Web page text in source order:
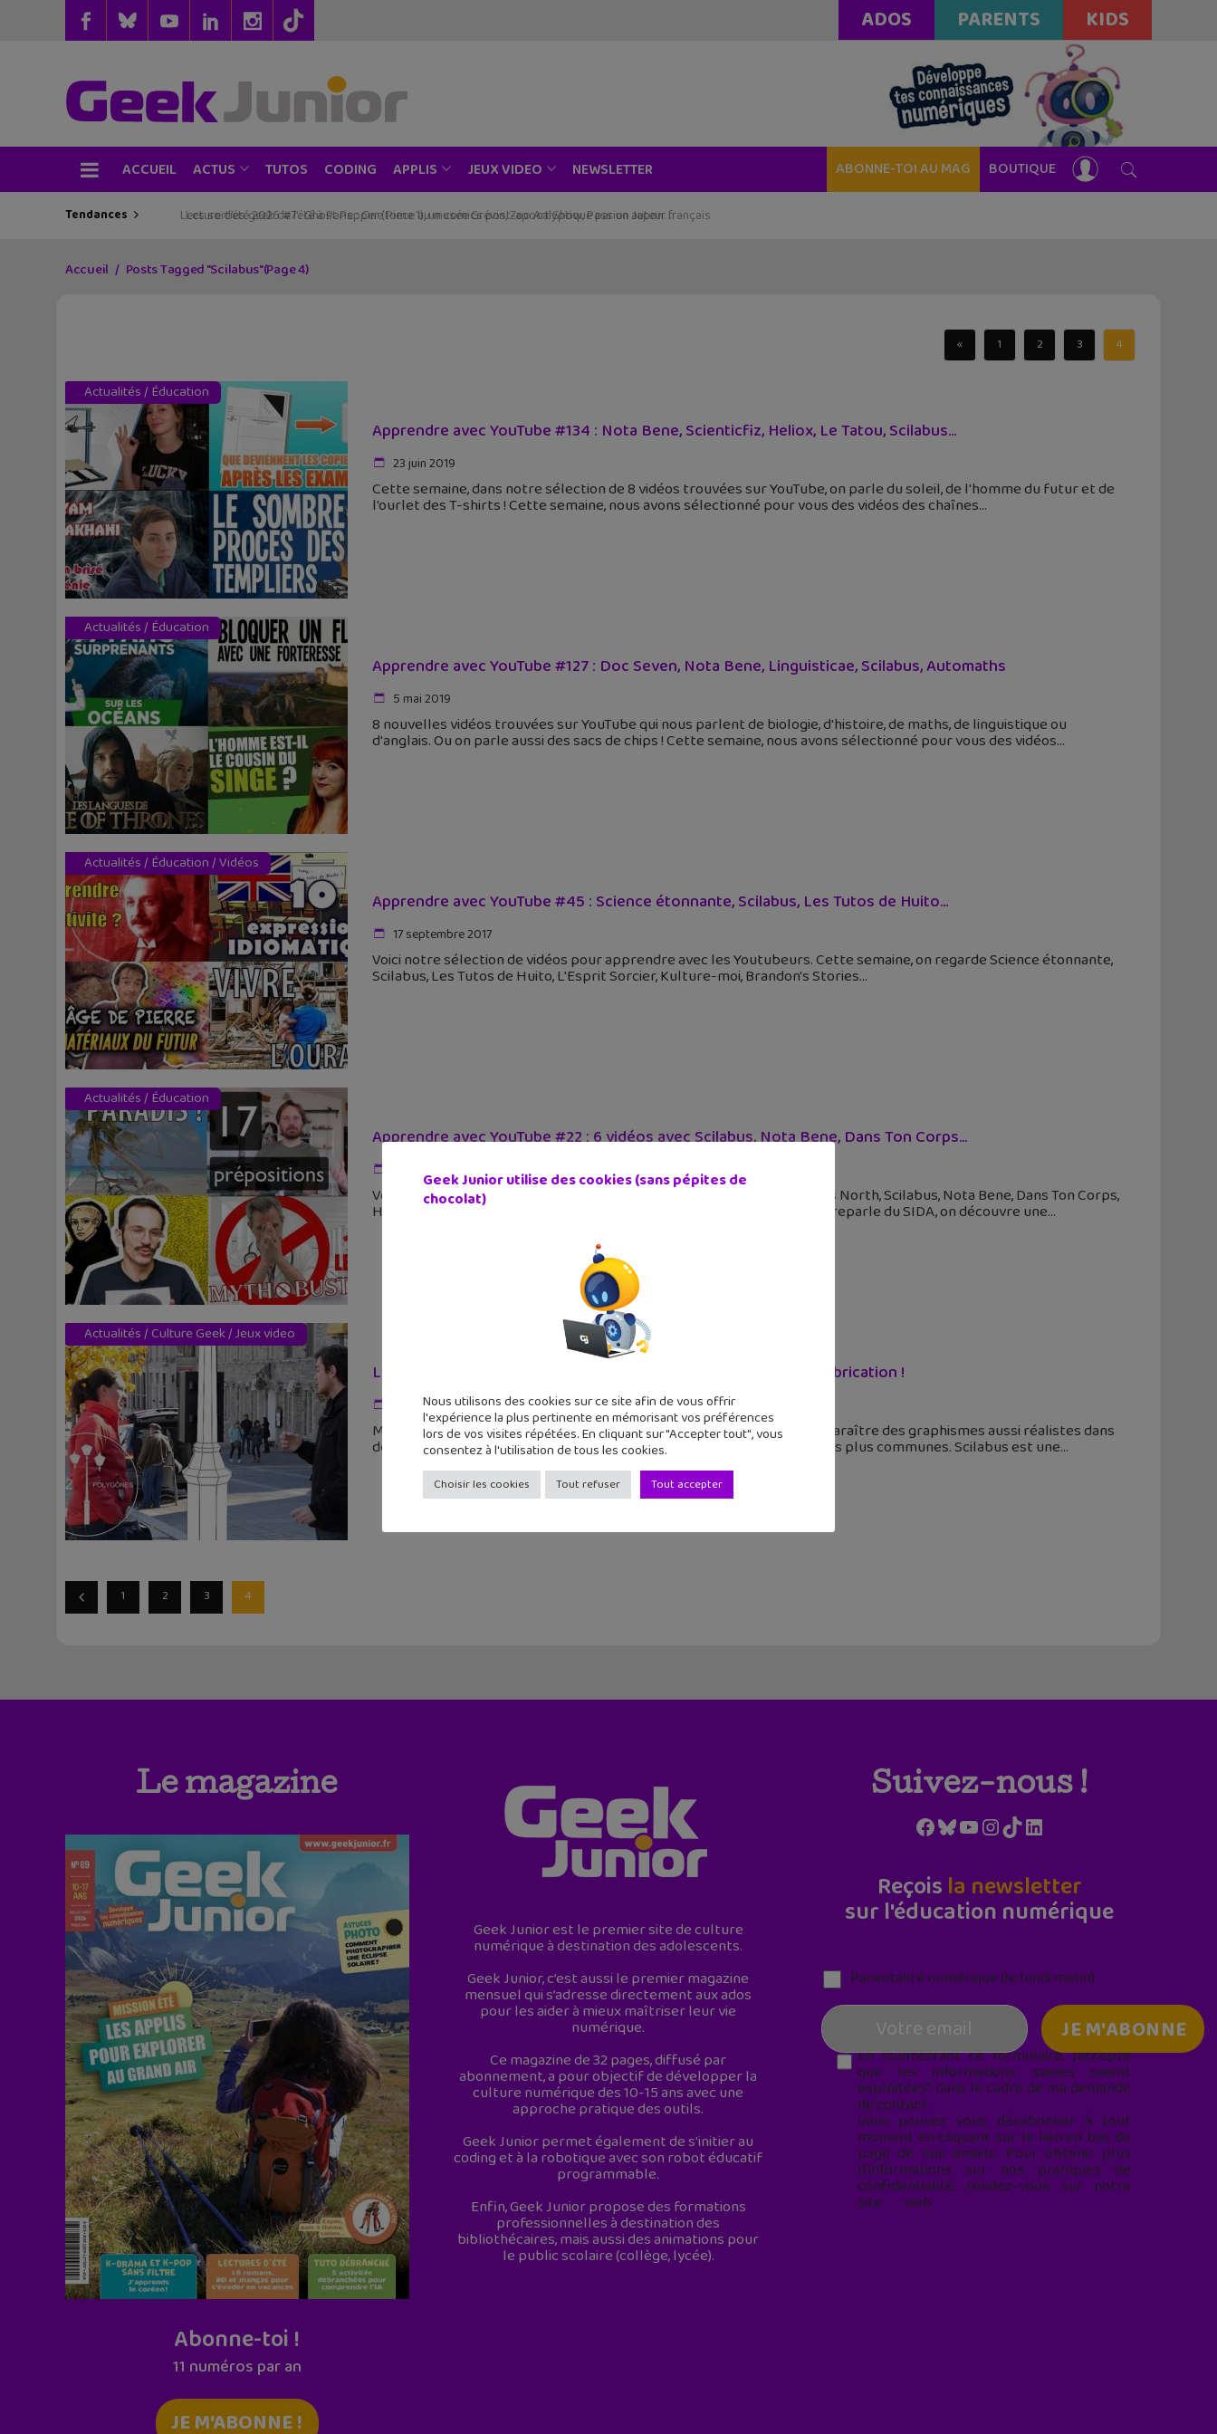
ADOS PARENTS KIDS
ACCUEIL ACTUS TUTOS CODING APPLIS JEUX VIDEO NEWSLETTER ABONNE-TOI AU MAG BOUTIQUE
Tendances Les sorties geek de l’été à Paris : One Piece au musée Grévin, Zoo Art Show, Passion Japon…
Accueil Posts Tagged "Scilabus"(Page 4)
« 1 2 3 4
Actualités/ Éducation
Apprendre avec YouTube #134 : Nota Bene, Scienticfiz, Heliox, Le Tatou, Scilabus…
23 juin 2019
Cette semaine, dans notre sélection de 8 vidéos trouvées sur YouTube, on parle du soleil, de l'homme du futur et de
l'ourlet des T-shirts ! Cette semaine, nous avons sélectionné pour vous des vidéos des chaînes
Actualités/ Éducation
Apprendre avec YouTube #127 : Doc Seven, Nota Bene, Linguisticae, Scilabus, Automaths
5 mai 2019
8 nouvelles vidéos trouvées sur YouTube qui nous parlent de biologie, d'histoire, de maths, de linguistique ou
d'anglais. Ou on parle aussi des sacs de chips ! Cette semaine, nous avons sélectionné pour vous des vidéos
Actualités/ Éducation/Vidéos
Apprendre avec YouTube #45 : Science étonnante, Scilabus, Les Tutos de Huito…
17 septembre 2017
Voici notre sélection de vidéos pour apprendre avec les Youtubeurs. Cette semaine, on regarde Science étonnante,
Scilabus, Les Tutos de Huito, L'Esprit Sorcier, Kulture-moi, Brandon's Stories
Actualités/ Éducation
Apprendre avec YouTube #22 : 6 vidéos avec Scilabus, Nota Bene, Dans Ton Corps…
26 mars 2017
Voici nos 6 vidéos de la semaine pour apprendre et découvrir avec Cyrus North, Scilabus, Nota Bene, Dans Ton Corps,
HugoDécrypte, AnglaisCours Club. Cette semaine, on part à Cancún, on reparle du SIDA, on découvre une
Actualités/ Culture Geek/Jeux video
Les astuces cachées des jeux vidéo : découvre les secrets de fabrication !
26 janvier 2017
Mais comment font les développeurs de jeux vidéo pour nous faire apparaître des graphismes aussi réalistes dans
des mondes de plus en plus vastes ? Une vidéo t'explique les astuces les plus communes. Scilabus est une
1 2 3 4
Le magazine
Abonne-toi !
11 numéros par an
JE M'ABONNE !
Geek Junior est le premier site de culture
numérique à destination des adolescents.
Geek Junior, c’est aussi le premier magazine
mensuel qui s’adresse directement aux ados
pour les aider à mieux maîtriser leur vie
numérique.
Ce magazine de 32 pages, diffusé par
abonnement, a pour objectif de développer la
culture numérique des 10-15 ans avec une
approche pratique des outils.
Geek Junior permet également de s'initier au
coding et à la robotique avec son robot éducatif
programmable.
Enfin, Geek Junior propose des formations
professionnelles à destination des
bibliothécaires, mais aussi des animations pour
le public scolaire (collège, lycée).
Suivez-nous !
Facebook
Bluesky
YouTube
Instagram
TikTokLinkedIn
Reçois la newsletter
sur l'éducation numérique
Parentalité numérique (le lundi matin)
En soumettant ce formulaire, j’accepte
que les informations saisies soient
exploitées* dans le cadre de ma demande
de contact.
Vous pouvez vous désabonner à tout
moment en cliquant sur le lien en bas de
page de nos emails. Pour obtenir plus
d'informations sur nos pratiques de
confidentialité, rendez-vous sur notre
site web
Geek Junior utilise des cookies (sans pépites de
chocolat)
Nous utilisons des cookies sur ce site afin de vous offrir
l'expérience la plus pertinente en mémorisant vos préférences
lors de vos visites répétées. En cliquant sur "Accepter tout", vous
consentez à l'utilisation de tous les cookies.
Choisir les cookies Tout refuser Tout accepter